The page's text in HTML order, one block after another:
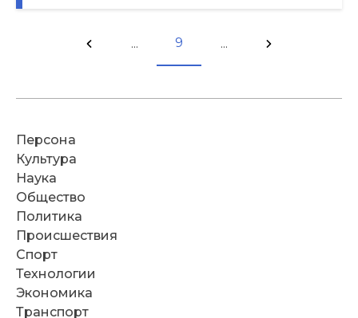
... 9 ...
Персона
Культура
Наука
Общество
Политика
Происшествия
Спорт
Технологии
Экономика
Транспорт